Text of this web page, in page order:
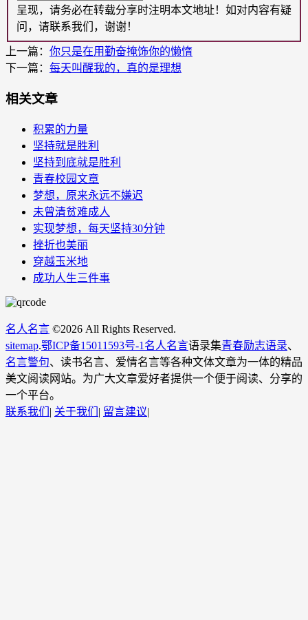
呈现，请务必在转载分享时注明本文地址！如对内容有疑
问，请联系我们，谢谢！
上一篇： 你只是在用勤奋掩饰你的懒惰
下一篇： 每天叫醒我的，真的是理想
相关文章
积累的力量
坚持就是胜利
坚持到底就是胜利
青春校园文章
梦想，原来永远不嫌迟
未曾清贫难成人
实现梦想，每天坚持30分钟
挫折也美丽
穿越玉米地
成功人生三件事
名人名言 ©2026 All Rights Reserved.
sitemap.鄂ICP备15011593号-1 名人名言语录集青春励志语录、
名言警句、读书名言、爱情名言等各种文体文章为一体的精品
美文阅读网站。为广大文章爱好者提供一个便于阅读、分享的
一个平台。
联系我们 | 关于我们 | 留言建议|